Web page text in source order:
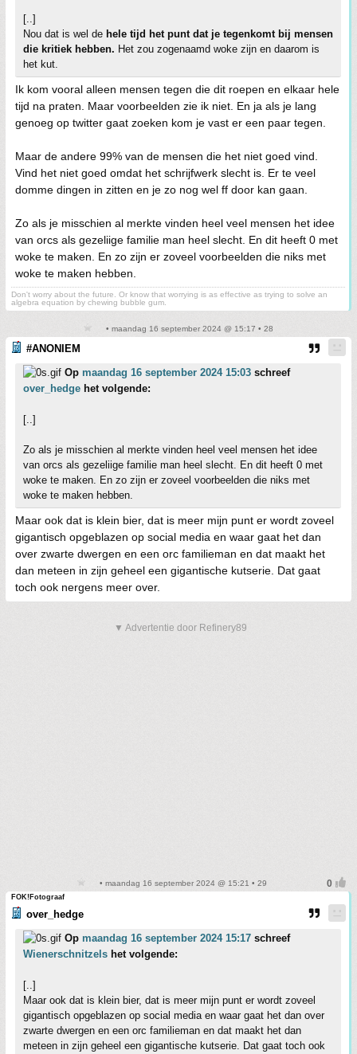
[..]
Nou dat is wel de hele tijd het punt dat je tegenkomt bij mensen
die kritiek hebben. Het zou zogenaamd woke zijn en daarom is
het kut.
Ik kom vooral alleen mensen tegen die dit roepen en elkaar hele
tijd na praten. Maar voorbeelden zie ik niet. En ja als je lang
genoeg op twitter gaat zoeken kom je vast er een paar tegen.
Maar de andere 99% van de mensen die het niet goed vind.
Vind het niet goed omdat het schrijfwerk slecht is. Er te veel
domme dingen in zitten en je zo nog wel ff door kan gaan.
Zo als je misschien al merkte vinden heel veel mensen het idee
van orcs als gezeliige familie man heel slecht. En dit heeft 0 met
woke te maken. En zo zijn er zoveel voorbeelden die niks met
woke te maken hebben.
Don't worry about the future. Or know that worrying is as effective as trying to solve an
algebra equation by chewing bubble gum.
• maandag 16 september 2024 @ 15:17 • 28
#ANONIEM
Op maandag 16 september 2024 15:03 schreef
over_hedge het volgende:
[..]
Zo als je misschien al merkte vinden heel veel mensen het idee
van orcs als gezeliige familie man heel slecht. En dit heeft 0 met
woke te maken. En zo zijn er zoveel voorbeelden die niks met
woke te maken hebben.
Maar ook dat is klein bier, dat is meer mijn punt er wordt zoveel
gigantisch opgeblazen op social media en waar gaat het dan
over zwarte dwergen en een orc familieman en dat maakt het
dan meteen in zijn geheel een gigantische kutserie. Dat gaat
toch ook nergens meer over.
▼ Advertentie door Refinery89
• maandag 16 september 2024 @ 15:21 • 29
FOK!Fotograaf
over_hedge
Op maandag 16 september 2024 15:17 schreef
Wienerschnitzels het volgende:
[..]
Maar ook dat is klein bier, dat is meer mijn punt er wordt zoveel
gigantisch opgeblazen op social media en waar gaat het dan over
zwarte dwergen en een orc familieman en dat maakt het dan
meteen in zijn geheel een gigantische kutserie. Dat gaat toch ook